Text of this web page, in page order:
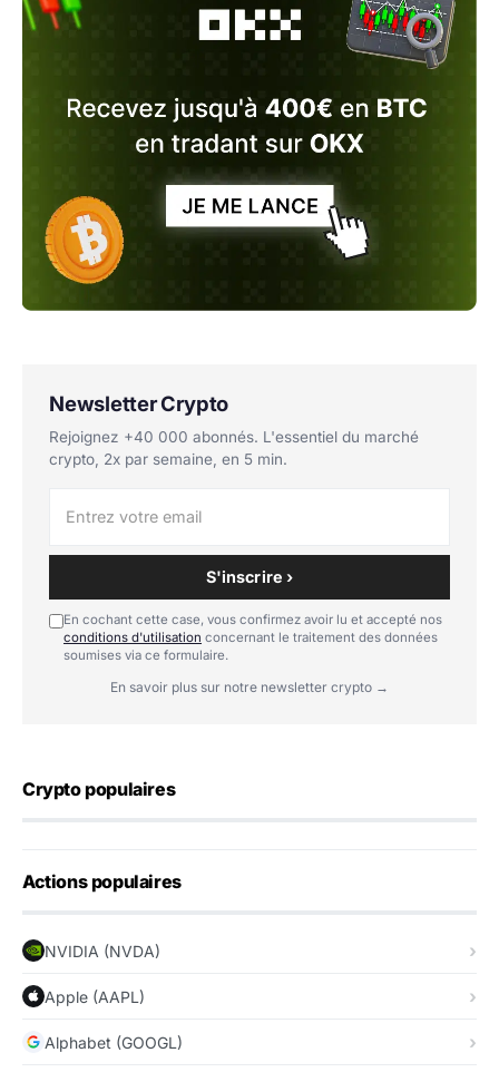
Newsletter Crypto
Rejoignez +40 000 abonnés. L'essentiel du marché
crypto, 2x par semaine, en 5 min.
S'inscrire ›
En cochant cette case, vous confirmez avoir lu et accepté nos
conditions d'utilisation concernant le traitement des données
soumises via ce formulaire.
En savoir plus sur notre newsletter crypto →
Crypto populaires
Actions populaires
NVIDIA (NVDA)
Apple (AAPL)
Alphabet (GOOGL)